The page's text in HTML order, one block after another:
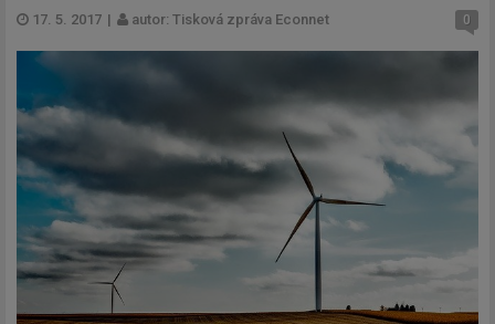
17. 5. 2017 | autor: Tisková zpráva Econnet 0